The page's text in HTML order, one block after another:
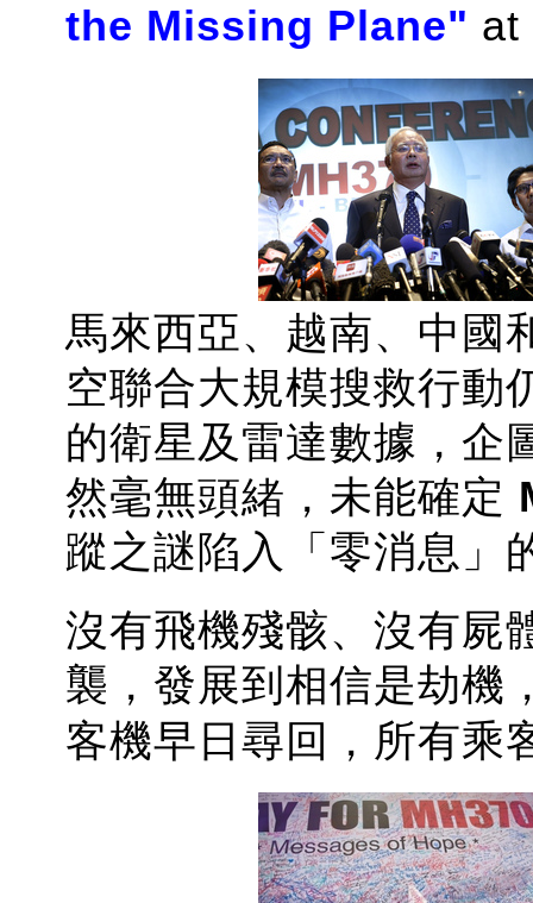
the Missing Plane" at
馬來西亞、越南、中國
空聯合大規模搜救行動
的衛星及雷達數據，企
然毫無頭緒 ， 未能確定
蹤之謎陷入「零消息」
沒有飛機殘骸、沒有屍
襲，發展到相信是劫機
客機早日尋回，所有乘